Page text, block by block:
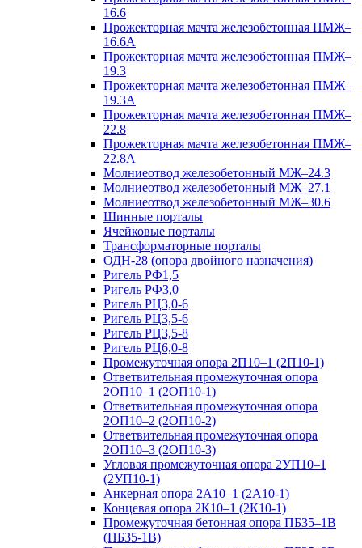
16.6
Прожекторная мачта железобетонная ПМЖ–
16.6А
Прожекторная мачта железобетонная ПМЖ–
19.3
Прожекторная мачта железобетонная ПМЖ–
19.3А
Прожекторная мачта железобетонная ПМЖ–
22.8
Прожекторная мачта железобетонная ПМЖ–
22.8А
Молниеотвод железобетонный МЖ–24.3
Молниеотвод железобетонный МЖ–27.1
Молниеотвод железобетонный МЖ–30.6
Шинные порталы
Ячейковые порталы
Трансформаторные порталы
ОДН-28 (опора двойного назначения)
Ригель РФ1,5
Ригель РФ3,0
Ригель РЦ3,0-6
Ригель РЦ3,5-6
Ригель РЦ3,5-8
Ригель РЦ6,0-8
Промежуточная опора 2П10–1 (2П10-1)
Ответвительная промежуточная опора
2ОП10–1 (2ОП10-1)
Ответвительная промежуточная опора
2ОП10–2 (2ОП10-2)
Ответвительная промежуточная опора
2ОП10–3 (2ОП10-3)
Угловая промежуточная опора 2УП10–1
(2УП10-1)
Анкерная опора 2А10–1 (2А10-1)
Концевая опора 2К10–1 (2К10-1)
Промежуточная бетонная опора ПБ35–1В
(ПБ35-1В)